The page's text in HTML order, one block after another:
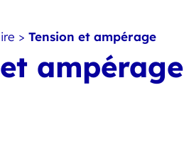
>Tension et ampérage
ampérage